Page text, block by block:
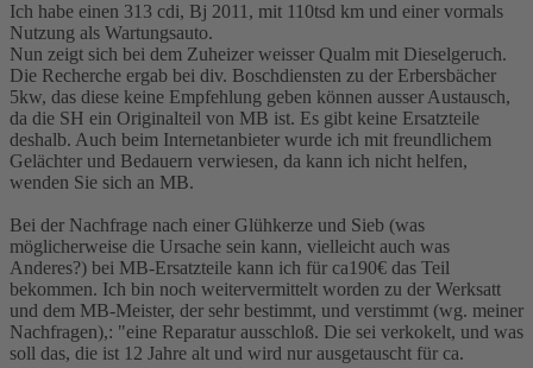
Ich habe einen 313 cdi, Bj 2011, mit 110tsd km und einer vormals
Nutzung als Wartungsauto.
Nun zeigt sich bei dem Zuheizer weisser Qualm mit Dieselgeruch.
Die Recherche ergab bei div. Boschdiensten zu der Erbersbächer
5kw, das diese keine Empfehlung geben können ausser Austausch,
da die SH ein Originalteil von MB ist. Es gibt keine Ersatzteile
deshalb. Auch beim Internetanbieter wurde ich mit freundlichem
Gelächter und Bedauern verwiesen, da kann ich nicht helfen,
wenden Sie sich an MB.
Bei der Nachfrage nach einer Glühkerze und Sieb (was
möglicherweise die Ursache sein kann, vielleicht auch was
Anderes?) bei MB-Ersatzteile kann ich für ca190€ das Teil
bekommen. Ich bin noch weitervermittelt worden zu der Werksatt
und dem MB-Meister, der sehr bestimmt, und verstimmt (wg. meiner
Nachfragen),: "eine Reparatur ausschloß. Die sei verkokelt, und was
soll das, die ist 12 Jahre alt und wird nur ausgetauscht für ca.